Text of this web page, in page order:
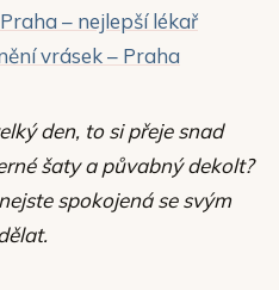
– nejlepší lékař
vrásek – Praha
den, to si přeje snad
šaty a půvabný dekolt?
spokojená se svým